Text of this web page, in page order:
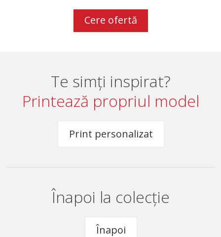
Cere ofertă
Te simți inspirat?
Printează propriul model
Print personalizat
Înapoi la colecție
Înapoi